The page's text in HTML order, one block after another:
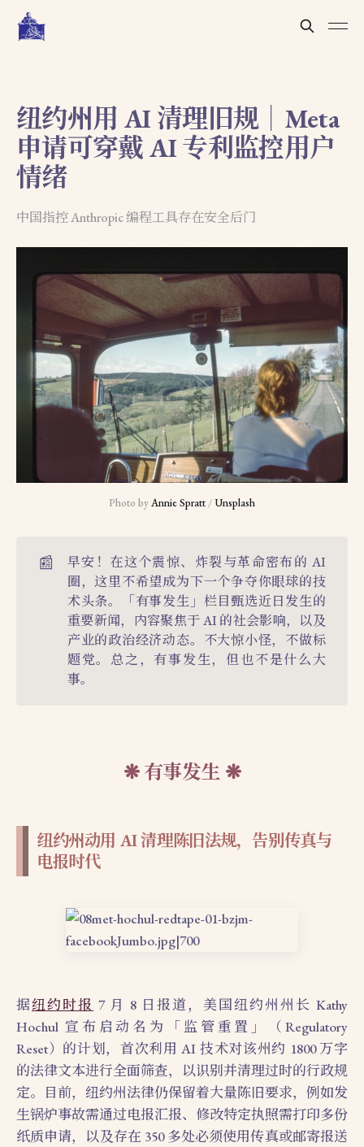
纽约州用 AI 清理旧规｜Meta
申请可穿戴 AI 专利监控用户
情绪
中国指控 Anthropic 编程工具存在安全后门
Photo by Annie Spratt / Unsplash
📰
早安！在这个震惊、炸裂与革命密布的 AI
圈，这里不希望成为下一个争夺你眼球的技
术头条。「有事发生」栏目甄选近日发生的
重要新闻，内容聚焦于 AI 的社会影响，以及
产业的政治经济动态。不大惊小怪，不做标
题党。总之，有事发生，但也不是什么大
事。
有事发生
纽约州动用 AI 清理陈旧法规，告别传真与
电报时代
据纽约时报 7 月 8 日报道，美国纽约州州长 Kathy
Hochul 宣布启动名为「监管重置」（Regulatory
Reset）的计划，首次利用 AI 技术对该州约 1800 万字
的法律文本进行全面筛查，以识别并清理过时的行政规
定。目前，纽约州法律仍保留着大量陈旧要求，例如发
生锅炉事故需通过电报汇报、修改特定执照需打印多份
纸质申请，以及存在 350 多处必须使用传真或邮寄报送